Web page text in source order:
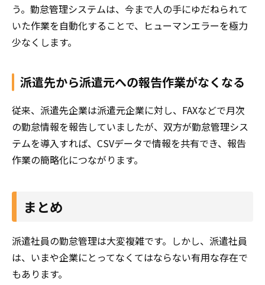
う。勤怠管理システムは、今まで人の手にゆだねられて
いた作業を自動化することで、ヒューマンエラーを極力
少なくします。
派遣先から派遣元への報告作業がなくなる
従来、派遣先企業は派遣元企業に対し、FAXなどで月次
の勤怠情報を報告していましたが、双方が勤怠管理シス
テムを導入すれば、CSVデータで情報を共有でき、報告
作業の簡略化につながります。
まとめ
派遣社員の勤怠管理は大変複雑です。しかし、派遣社員
は、いまや企業にとってなくてはならない有用な存在で
もあります。